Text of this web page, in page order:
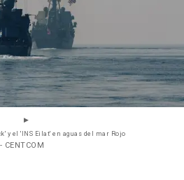
y el 'INS Eilat' en aguas del mar Rojo
- CENTCOM